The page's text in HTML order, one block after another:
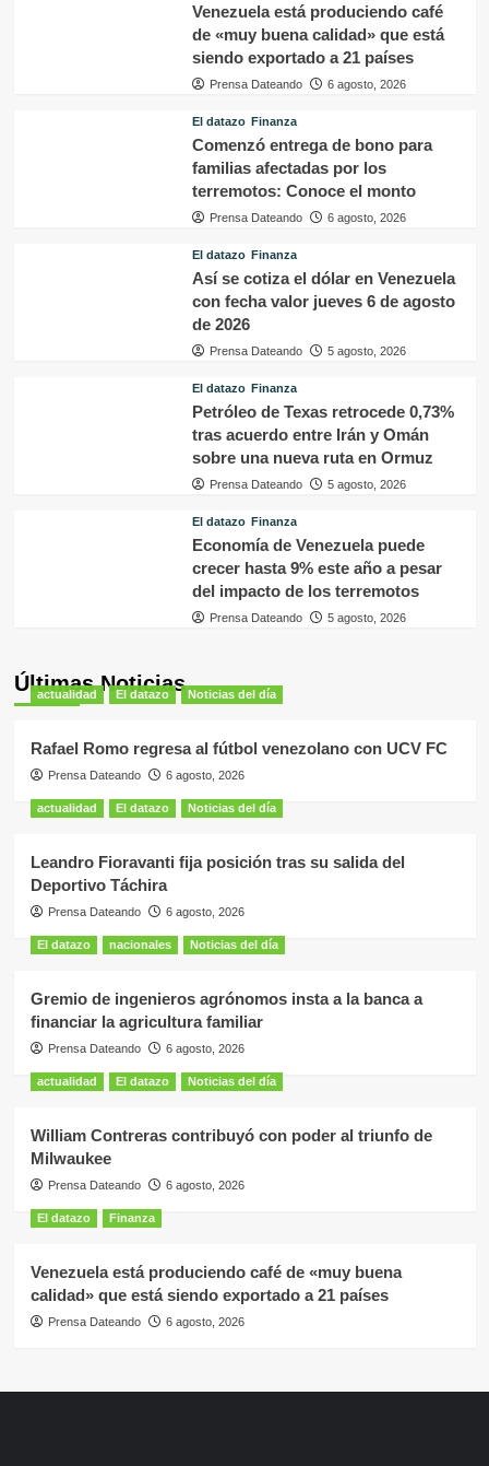
Venezuela está produciendo café
de «muy buena calidad» que está
siendo exportado a 21 países
Prensa Dateando 6 agosto, 2026
El datazo Finanza
Comenzó entrega de bono para
familias afectadas por los
terremotos: Conoce el monto
Prensa Dateando 6 agosto, 2026
El datazo Finanza
Así se cotiza el dólar en Venezuela
con fecha valor jueves 6 de agosto
de 2026
Prensa Dateando 5 agosto, 2026
El datazo Finanza
Petróleo de Texas retrocede 0,73%
tras acuerdo entre Irán y Omán
sobre una nueva ruta en Ormuz
Prensa Dateando 5 agosto, 2026
El datazo Finanza
Economía de Venezuela puede
crecer hasta 9% este año a pesar
del impacto de los terremotos
Prensa Dateando 5 agosto, 2026
Últimas Noticias
actualidad El datazo Noticias del día
Rafael Romo regresa al fútbol venezolano con UCV FC
Prensa Dateando 6 agosto, 2026
actualidad El datazo Noticias del día
Leandro Fioravanti fija posición tras su salida del
Deportivo Táchira
Prensa Dateando 6 agosto, 2026
El datazo nacionales Noticias del día
Gremio de ingenieros agrónomos insta a la banca a
financiar la agricultura familiar
Prensa Dateando 6 agosto, 2026
actualidad El datazo Noticias del día
William Contreras contribuyó con poder al triunfo de
Milwaukee
Prensa Dateando 6 agosto, 2026
El datazo Finanza
Venezuela está produciendo café de «muy buena
calidad» que está siendo exportado a 21 países
Prensa Dateando 6 agosto, 2026